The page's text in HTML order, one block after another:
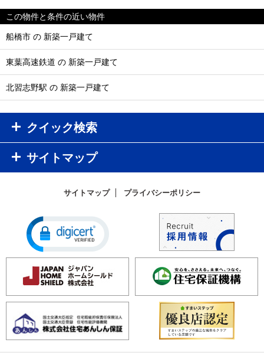
この物件と条件の近い物件
船橋市 の 新築一戸建て
東葉高速鉄道 の 新築一戸建て
北習志野駅 の 新築一戸建て
クイック検索
サイトマップ
サイトマップ プライバシーポリシー